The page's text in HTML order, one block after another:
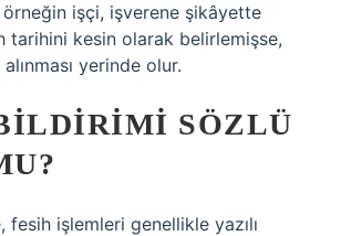
işçi, işverene şikâyette
tarihini kesin olarak belirlemişse,
yerinde olur.
SÖZLÜ
işlemleri genellikle yazılı